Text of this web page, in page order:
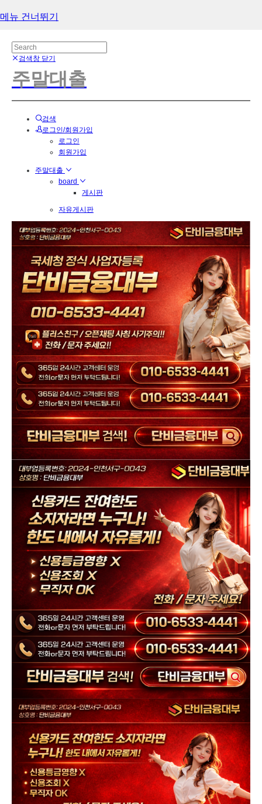
메뉴 건너뛰기
검색창 닫기
주말대출
검색
로그인/회원가입
로그인
회원가입
주말대출
board
게시판
자유게시판